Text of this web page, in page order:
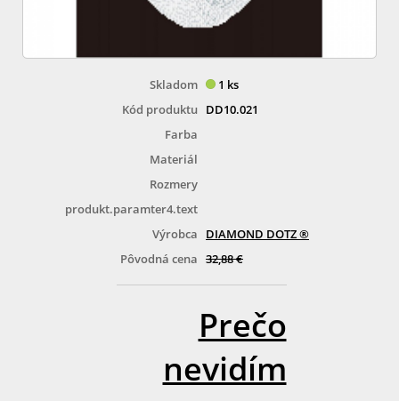
Skladom
1 ks
Kód produktu DD10.021
Farba
Materiál
Rozmery
produkt.paramter4.text
Výrobca
DIAMOND DOTZ ®
Pôvodná cena 32,88 €
Prečo
nevidím